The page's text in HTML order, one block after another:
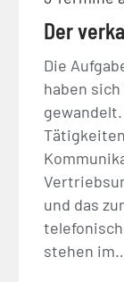
Der
Die
haben
und das
stehen